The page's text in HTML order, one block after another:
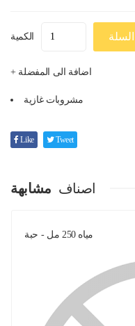
الكمية
+ اضافة الى المفضلة
مشروبات غازية
Like Tweet
اصناف مشابهة
مياه 250 مل - حبة